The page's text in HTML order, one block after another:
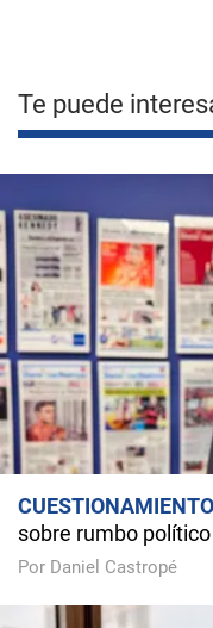
Te puede
sobre rumbo
Por Daniel Castropé